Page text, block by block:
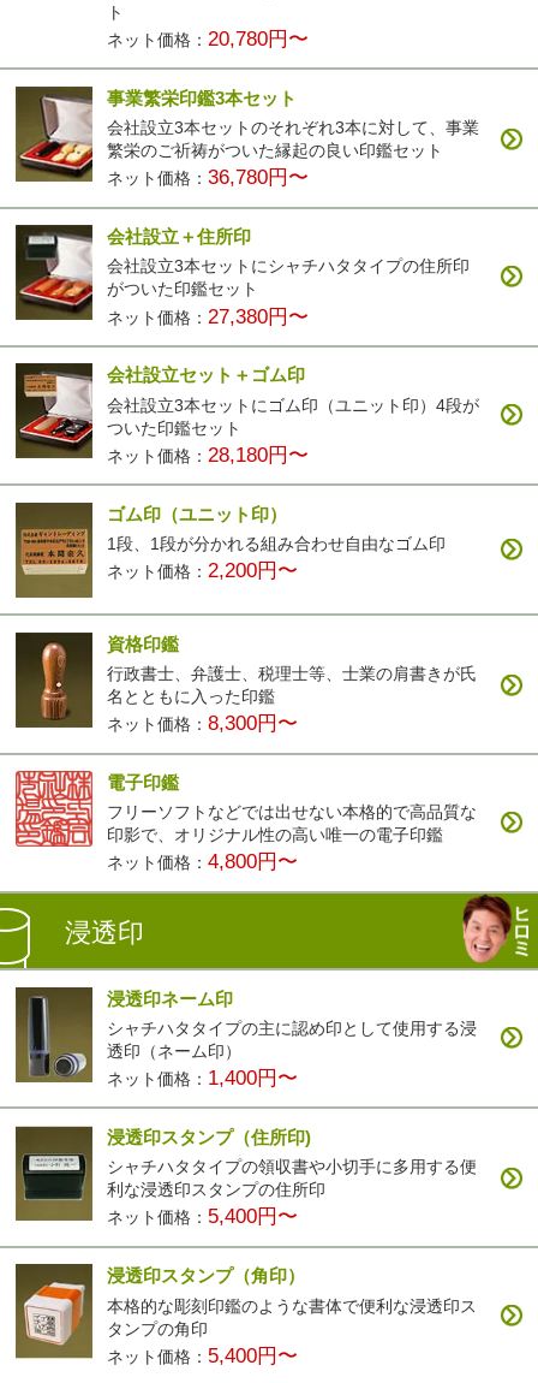
ト
ネット価格： 20,780円〜
事業繁栄印鑑3本セット
会社設立3本セットのそれぞれ3本に対して、事業
繁栄のご祈祷がついた縁起の良い印鑑セット
ネット価格：36,780円〜
会社設立＋住所印
会社設立3本セットにシャチハタタイプの住所印
がついた印鑑セット
ネット価格： 27,380円〜
会社設立セット＋ゴム印
会社設立3本セットにゴム印（ユニット印）4段が
ついた印鑑セット
ネット価格： 28,180円〜
ゴム印（ユニット印）
1段、1段が分かれる組み合わせ自由なゴム印
ネット価格：2,200円〜
資格印鑑
行政書士、弁護士、税理士等、士業の肩書きが氏
名とともに入った印鑑
ネット価格：8,300円〜
電子印鑑
フリーソフトなどでは出せない本格的で高品質な
印影で、オリジナル性の高い唯一の電子印鑑
ネット価格：4,800円〜
浸透印
浸透印ネーム印
シャチハタタイプの主に認め印として使用する浸
透印（ネーム印）
ネット価格： 1,400円〜
浸透印スタンプ（住所印)
シャチハタタイプの領収書や小切手に多用する便
利な浸透印スタンプの住所印
ネット価格： 5,400円〜
浸透印スタンプ（角印）
本格的な彫刻印鑑のような書体で便利な浸透印ス
タンプの角印
ネット価格： 5,400円〜